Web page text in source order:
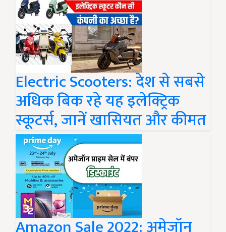
Electric Scooters: देश से सबसे
अधिक बिक रहे यह इलेक्ट्रिक
स्कूटर्स, जानें खासियत और कीमत